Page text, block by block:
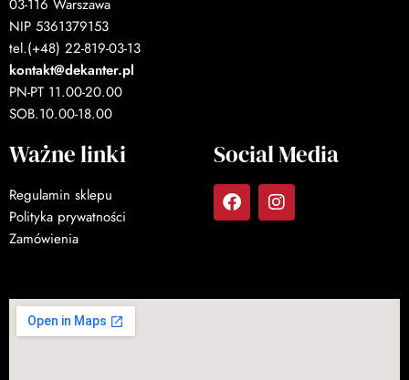
03-116 Warszawa
NIP 5361379153
tel.(+48) 22-819-03-13
kontakt@dekanter.pl
PN-PT 11.00-20.00
SOB.10.00-18.00
Ważne linki
Regulamin sklepu
Polityka prywatności
Zamówienia
Social Media